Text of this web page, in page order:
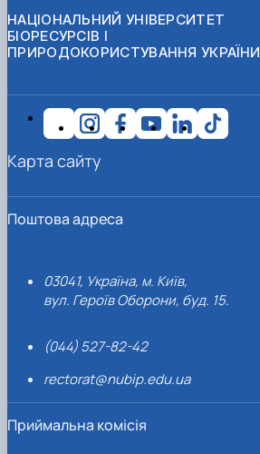
НАЦІОНАЛЬНИЙ УНІВЕРСИТЕТ
БІОРЕСУРСІВ І
ПРИРОДОКОРИСТУВАННЯ УКРАЇНИ
Поштова адреса
03041, Україна, м. Київ,
вул. Героїв Оборони, буд. 15.
(044) 527-82-42
rectorat@nubip.edu.ua
Приймальна комісія
Карта сайту